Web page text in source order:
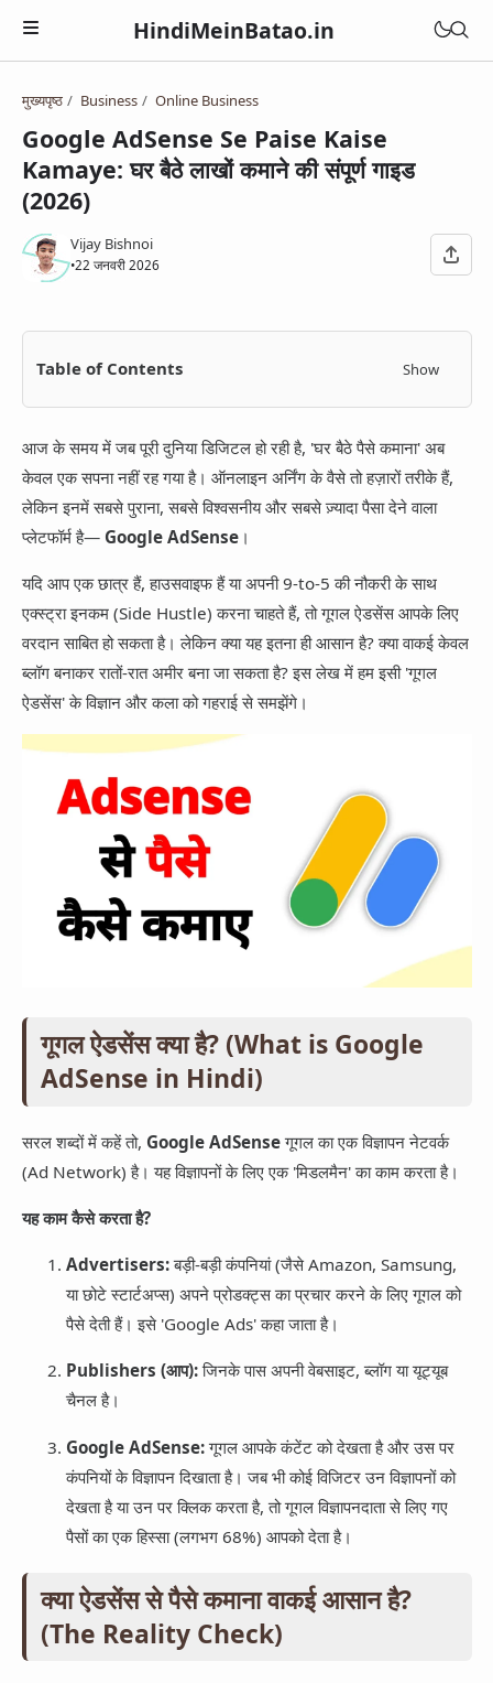
HindiMeinBatao.in
Artificial Intelligence
Technology
Computer
Blogger
Blogging
Chatbot
Google Assistant
BSNL
App Information
Health
Women Health
Periods
Online Earning
Finance
Betting Apps
Courses
Exams
Trending
Entertainment
WhatsApp
Instagram
Facebook
Telegram
मुख्यपृष्ठ Business Online Business
Google AdSense Se Paise Kaise
Kamaye: घर बैठे लाखों कमाने की संपूर्ण गाइड
(2026)
Vijay Bishnoi
•22 जनवरी 2026
Table of Contents Show
आज के समय में जब पूरी दुनिया डिजिटल हो रही है, 'घर बैठे पैसे कमाना' अब
केवल एक सपना नहीं रह गया है। ऑनलाइन अर्निंग के वैसे तो हज़ारों तरीके हैं,
लेकिन इनमें सबसे पुराना, सबसे विश्वसनीय और सबसे ज़्यादा पैसा देने वाला
प्लेटफॉर्म है— Google AdSense।
यदि आप एक छात्र हैं, हाउसवाइफ हैं या अपनी 9-to-5 की नौकरी के साथ
एक्स्ट्रा इनकम (Side Hustle) करना चाहते हैं, तो गूगल ऐडसेंस आपके लिए
वरदान साबित हो सकता है। लेकिन क्या यह इतना ही आसान है? क्या वाकई केवल
ब्लॉग बनाकर रातों-रात अमीर बना जा सकता है? इस लेख में हम इसी 'गूगल
ऐडसेंस' के विज्ञान और कला को गहराई से समझेंगे।
गूगल ऐडसेंस क्या है? (What is Google
AdSense in Hindi)
सरल शब्दों में कहें तो, Google AdSenseगूगल का एक विज्ञापन नेटवर्क
(Ad Network) है। यह विज्ञापनों के लिए एक 'मिडलमैन' का काम करता है।
यह काम कैसे करता है?
Advertisers:बड़ी-बड़ी कंपनियां (जैसे Amazon, Samsung,
या छोटे स्टार्टअप्स) अपने प्रोडक्ट्स का प्रचार करने के लिए गूगल को
पैसे देती हैं। इसे 'Google Ads' कहा जाता है।
Publishers (आप):जिनके पास अपनी वेबसाइट, ब्लॉग या यूट्यूब
चैनल है।
Google AdSense:गूगल आपके कंटेंट को देखता है और उस पर
कंपनियों के विज्ञापन दिखाता है। जब भी कोई विजिटर उन विज्ञापनों को
देखता है या उन पर क्लिक करता है, तो गूगल विज्ञापनदाता से लिए गए
पैसों का एक हिस्सा (लगभग 68%) आपको देता है।
क्या ऐडसेंस से पैसे कमाना वाकई आसान है?
(The Reality Check)